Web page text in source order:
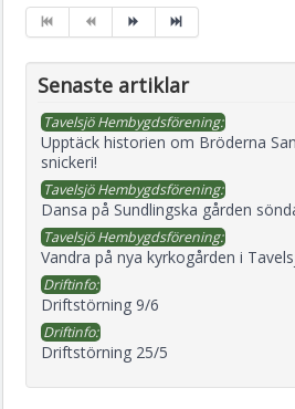
Senaste artiklar
Tavelsjö Hembygdsförening:
Upptäck historien om Bröderna
snickeri!
Tavelsjö Hembygdsförening:
Dansa på Sundlingska gården
Tavelsjö Hembygdsförening:
Vandra på nya kyrkogården i
Driftinfo:
Driftstörning 9/6
Driftinfo:
Driftstörning 25/5